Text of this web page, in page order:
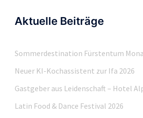
Aktuelle Beiträge
Sommerdestination Fürstentum
Neuer KI-Kochassistent zur Ifa 2026
Gastgeber aus Leidenschaft – Hotel
Latin Food & Dance Festival 2026